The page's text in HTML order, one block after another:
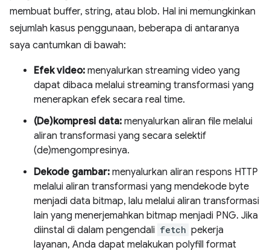
membuat buffer, string, atau blob. Hal ini memungkinkan
sejumlah kasus penggunaan, beberapa di antaranya
saya cantumkan di bawah:
Efek video: menyalurkan streaming video yang
dapat dibaca melalui streaming transformasi yang
menerapkan efek secara real time.
(De)kompresi data: menyalurkan aliran file melalui
aliran transformasi yang secara selektif
(de)mengompresinya.
Dekode gambar: menyalurkan aliran respons HTTP
melalui aliran transformasi yang mendekode byte
menjadi data bitmap, lalu melalui aliran transformasi
lain yang menerjemahkan bitmap menjadi PNG. Jika
diinstal di dalam pengendali fetch pekerja
layanan, Anda dapat melakukan polyfill format